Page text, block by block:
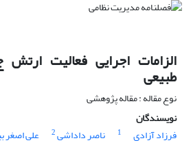
الزامات اجرایی فعالیت ارتش
طبیعی
نوع مقاله : مقاله پژوهشی
نویسندگان
فرزاد آزادی
1 ناصر داداشی2 علی اصغر